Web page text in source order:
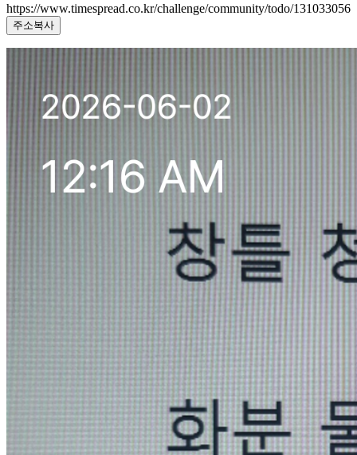
https://www.timespread.co.kr/challenge/community/todo/131033056
주소복사